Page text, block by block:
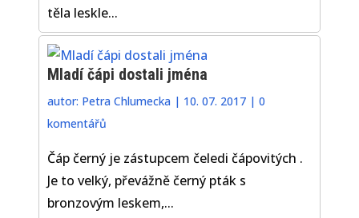
těla leskle...
Mladí čápi dostali jména
autor: Petra Chlumecka | 10. 07. 2017 |0
komentářů
Čáp černý je zástupcem čeledi čápovitých .
Je to velký, převážně černý pták s
bronzovým leskem,...